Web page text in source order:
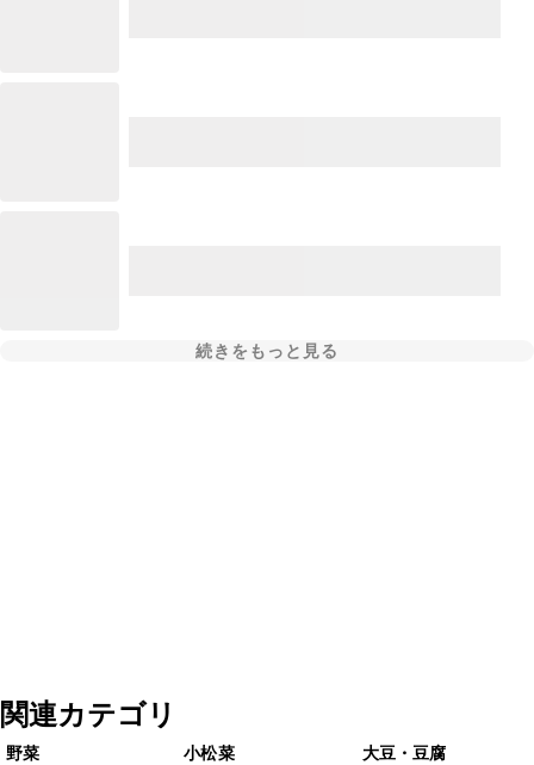
続きをもっと見る
関連カテゴリ
野菜 小松菜 大豆・豆腐